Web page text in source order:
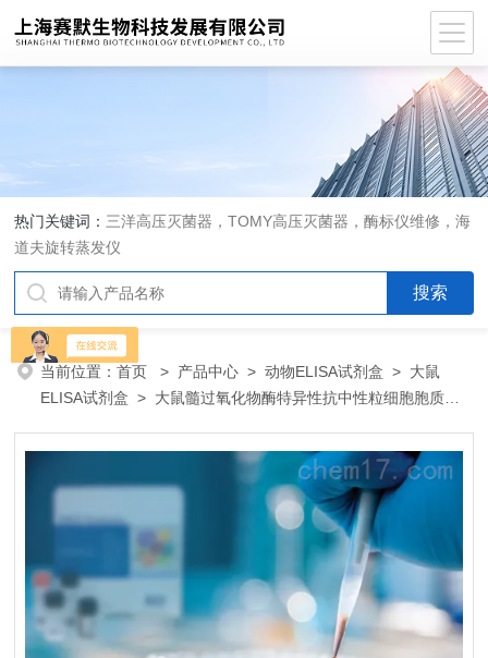
热门关键词： 三洋高压灭菌器，TOMY高压灭菌器，酶标仪维修，海
道夫旋转蒸发仪
当前位置：首页 > 产品中心 >动物ELISA试剂盒 > 大鼠
ELISA试剂盒 > 大鼠髓过氧化物酶特异性抗中性粒细胞胞质抗